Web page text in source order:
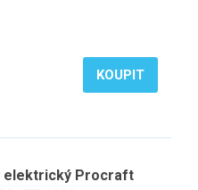
KOUPIT
elektrický Procraft